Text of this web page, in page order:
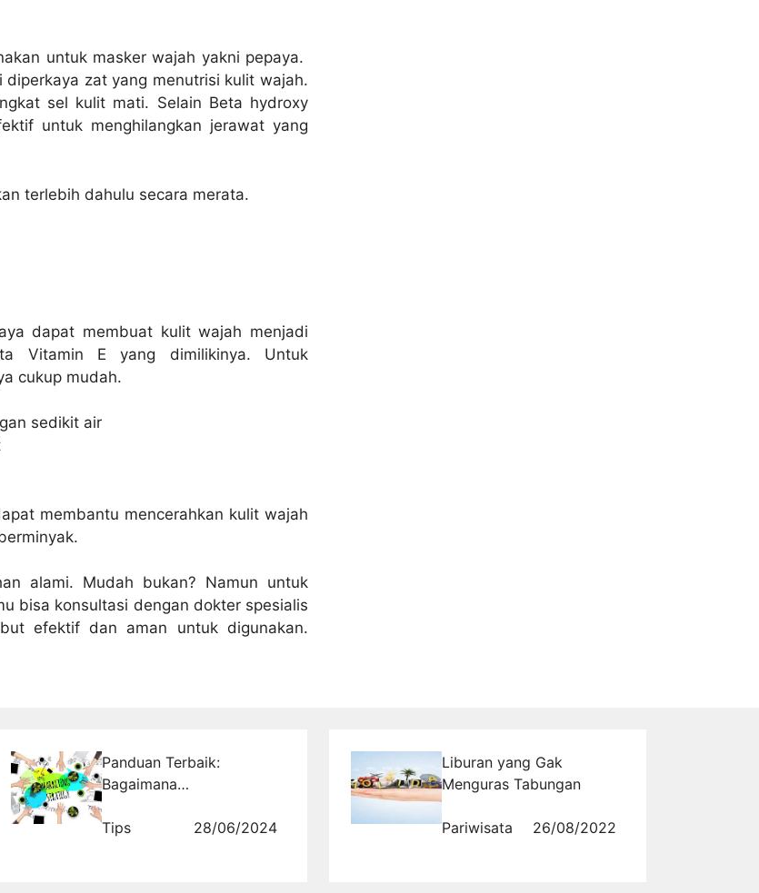
untuk masker wajah yakni pepaya.
zat yang menutrisi kulit wajah.
sel kulit mati. Selain Beta hydroxy
untuk menghilangkan jerawat yang
terlebih dahulu secara merata.
dapat membuat kulit wajah menjadi
Vitamin E yang dimilikinya. Untuk
cukup mudah.
sedikit air
membantu mencerahkan kulit wajah
alami. Mudah bukan? Namun untuk
bisa konsultasi dengan dokter spesialis
efektif dan aman untuk digunakan.
Panduan Terbaik:
Bagaimana
Anda dengan Cepat dan
Tips 28/06/2024
Liburan yang Gak
Menguras Tabungan
Pariwisata 26/08/2022